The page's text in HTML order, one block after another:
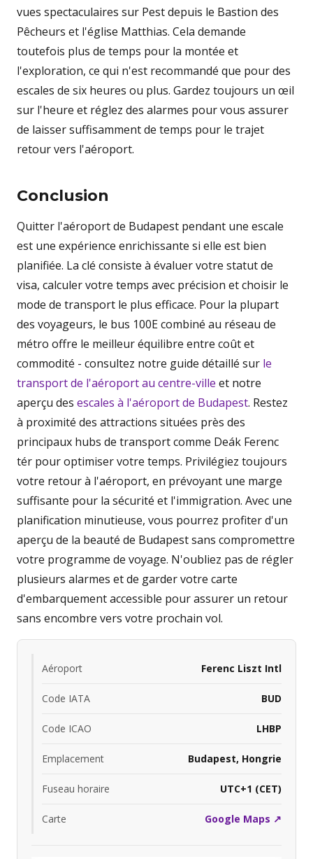
vues spectaculaires sur Pest depuis le Bastion des
Pêcheurs et l'église Matthias. Cela demande
toutefois plus de temps pour la montée et
l'exploration, ce qui n'est recommandé que pour des
escales de six heures ou plus. Gardez toujours un œil
sur l'heure et réglez des alarmes pour vous assurer
de laisser suffisamment de temps pour le trajet
retour vers l'aéroport.
Conclusion
Quitter l'aéroport de Budapest pendant une escale
est une expérience enrichissante si elle est bien
planifiée. La clé consiste à évaluer votre statut de
visa, calculer votre temps avec précision et choisir le
mode de transport le plus efficace. Pour la plupart
des voyageurs, le bus 100E combiné au réseau de
métro offre le meilleur équilibre entre coût et
commodité - consultez notre guide détaillé sur le
transport de l'aéroport au centre-ville et notre
aperçu des escales à l'aéroport de Budapest. Restez
à proximité des attractions situées près des
principaux hubs de transport comme Deák Ferenc
tér pour optimiser votre temps. Privilégiez toujours
votre retour à l'aéroport, en prévoyant une marge
suffisante pour la sécurité et l'immigration. Avec une
planification minutieuse, vous pourrez profiter d'un
aperçu de la beauté de Budapest sans compromettre
votre programme de voyage. N'oubliez pas de régler
plusieurs alarmes et de garder votre carte
d'embarquement accessible pour assurer un retour
sans encombre vers votre prochain vol.
Aéroport Ferenc Liszt Intl
Code IATA BUD
Code ICAO LHBP
Emplacement Budapest, Hongrie
Fuseau horaire UTC+1 (CET)
Carte Google Maps ↗